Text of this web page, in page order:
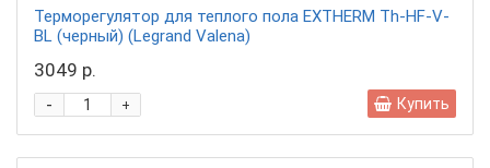
Терморегулятор для теплого пола EXTHERM Th-HF-V-
BL (черный) (Legrand Valena)
3049 р.
+
- Купить